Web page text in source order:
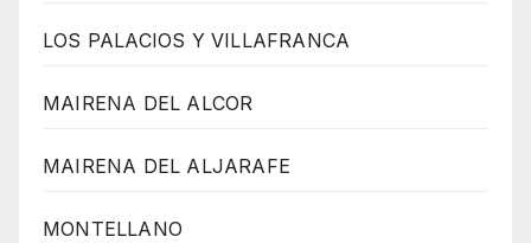
LOS PALACIOS Y VILLAFRANCA
MAIRENA DEL ALCOR
MAIRENA DEL ALJARAFE
MONTELLANO